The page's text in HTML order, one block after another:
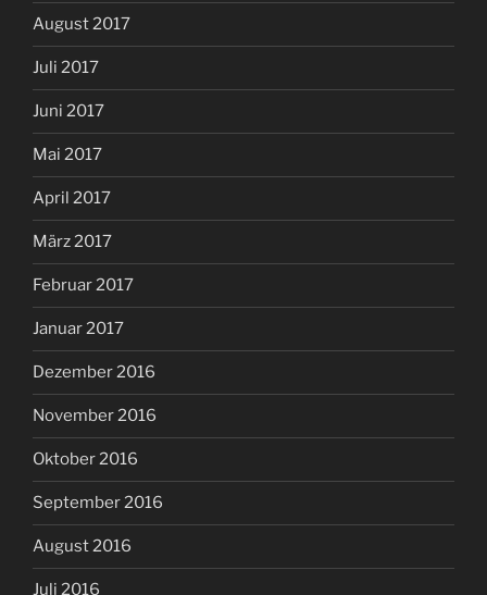
August 2017
Juli 2017
Juni 2017
Mai 2017
April 2017
März 2017
Februar 2017
Januar 2017
Dezember 2016
November 2016
Oktober 2016
September 2016
August 2016
Juli 2016